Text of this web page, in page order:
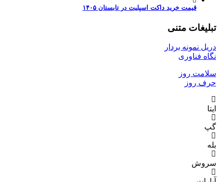
قیمت خرید داکت اسپلیت در تابستان ۱۴۰۵
تبلیغات متنی
دریل نمونه بردار
نگاه فناوری
سلامت روز
حرف روز
ایتا
گپ
بله
سروش